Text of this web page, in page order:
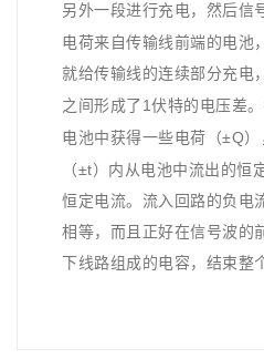
另外一段进行充电 ，然后信
电荷来自传输线前端的电池
就给传输线的连续部分充电
之间形成了 1 伏特的电压差
电池中获得一些电荷（±Q）
（±t）内从电池中流出的恒
恒定电流。流入回路的负电
相等，而且正好在信号波的
下线路组成的电容，结束整